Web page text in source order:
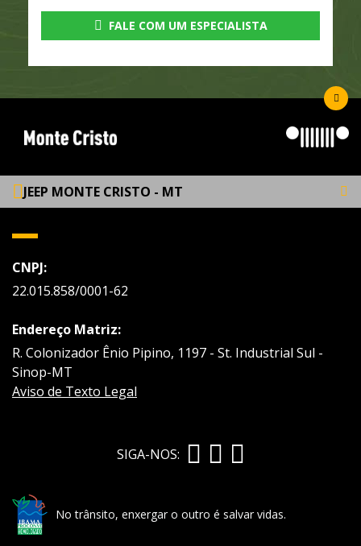
FALE COM UM ESPECIALISTA
JEEP MONTE CRISTO - MT
CNPJ:
22.015.858/0001-62
Endereço Matriz:
R. Colonizador Ênio Pipino, 1197 - St. Industrial Sul -
Sinop-MT
Aviso de Texto Legal
SIGA-NOS:
No trânsito, enxergar o outro é salvar vidas.